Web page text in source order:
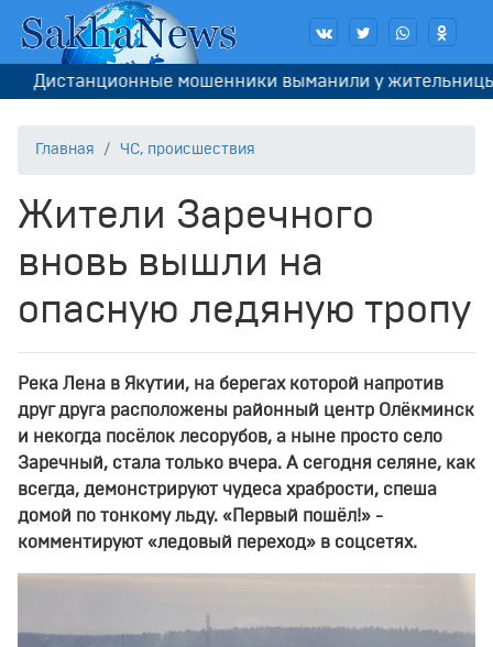
мошенники выманили у жительницы
Главная ЧС, происшествия
Жители Заречного
вновь вышли на
опасную ледяную тропу
Река Лена в Якутии, на берегах которой напротив
друг друга расположены районный центр Олёкминск
и некогда посёлок лесорубов, а ныне просто село
Заречный, стала только вчера. А сегодня селяне, как
всегда, демонстрируют чудеса храбрости, спеша
домой по тонкому льду. «Первый пошёл!» -
комментируют «ледовый переход» в соцсетях.